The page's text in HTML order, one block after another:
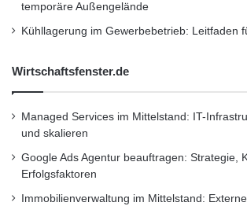
temporäre Außengelände
Kühllagerung im Gewerbebetrieb: Leitfaden
Wirtschaftsfenster.de
Managed Services im Mittelstand: IT-
und skalieren
Google Ads Agentur beauftragen: Strategie,
Erfolgsfaktoren
Immobilienverwaltung im Mittelstand: